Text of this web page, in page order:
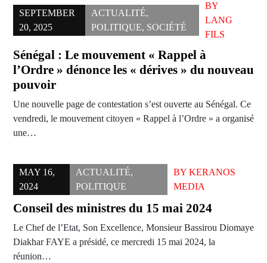
SEPTEMBER
20, 2025
ACTUALITÉ,
POLITIQUE, SOCIÉTÉ
BY
LANG
FILS
Sénégal : Le mouvement « Rappel à
l’Ordre » dénonce les « dérives » du nouveau
pouvoir
Une nouvelle page de contestation s’est ouverte au Sénégal. Ce
vendredi, le mouvement citoyen « Rappel à l’Ordre » a organisé
une…
MAY 16,
2024
ACTUALITÉ,
POLITIQUE
BY KERANOS
MEDIA
Conseil des ministres du 15 mai 2024
Le Chef de l’Etat, Son Excellence, Monsieur Bassirou Diomaye
Diakhar FAYE a présidé, ce mercredi 15 mai 2024, la
réunion…